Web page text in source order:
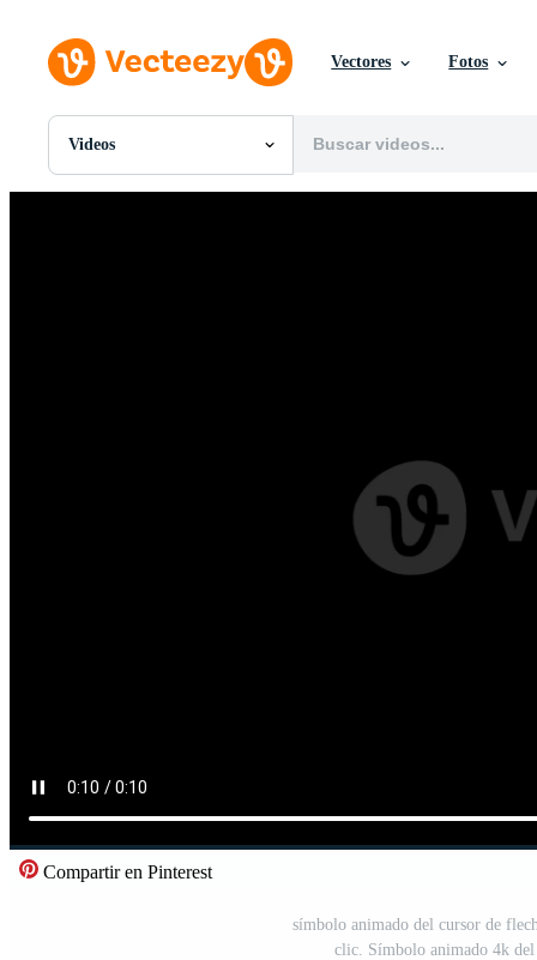
Vectores Fotos
Videos
Todas Imágenes
Compartir en Pinterest
símbolo animado del cursor de
clic. Símbolo animado 4k